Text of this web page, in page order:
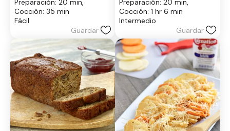
de
5
estrellas.
reseñas
Preparación: 20 min,
Cocción: 35 min
Fácil
Guardar
de
5
estrellas.
reseñas
Preparación: 20 min,
Cocción: 1 hr 6 min
Intermedio
Guardar